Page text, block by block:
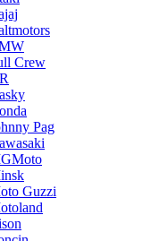
Crew
Pag
Guzzi